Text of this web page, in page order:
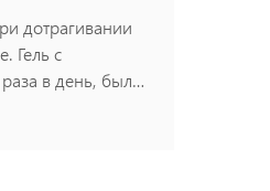
дотрагивании
Гель с
в день, было